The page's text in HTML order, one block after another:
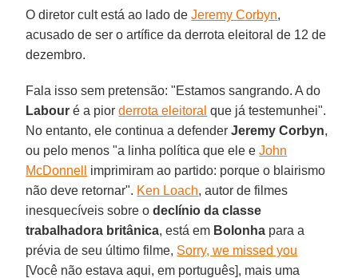
O diretor cult está ao lado deJeremy Corbyn,
acusado de ser o artífice da derrota eleitoral de 12 de
dezembro.
Fala isso sem pretensão: "Estamos sangrando. A do
Labour é a piorderrota eleitoral que já testemunhei".
No entanto, ele continua a defenderJeremy Corbyn,
ou pelo menos "a linha política que ele eJohn
McDonnell
imprimiram ao partido: porque o blairismo
não deve retornar". Ken Loach, autor de filmes
inesquecíveis sobre o declínio da classe
trabalhadora britânica, está em Bolonha para a
prévia de seu último filme, Sorry, we missed you
[Você não estava aqui, em português], mais uma